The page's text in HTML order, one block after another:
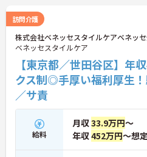
ミ」の割引や保育手当など、ベネッ
ではの家族向け福利厚生が非常に充
産前産後・育児休暇の取得実績や
ん、お子様の看護休暇や、ご家族の
勤務制度なども整備されています。
が変わっても、制度を活用しなが
れる、スタッフに優しい職場です。
訪問介護
株式会社ベネッセスタイルケアベネッ
ベネッセスタイルケア
【東京都／世田谷区】年
クス制◎手厚い福利厚生
／サ責
給料
月収33.9万円～
年収452万円～想